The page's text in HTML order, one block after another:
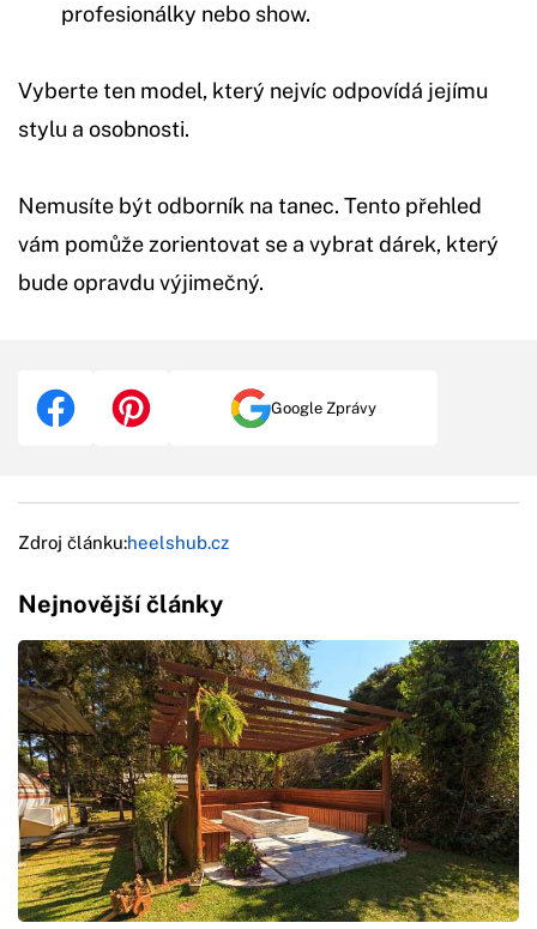
profesionálky nebo show.
Vyberte ten model, který nejvíc odpovídá jejímu
stylu a osobnosti.
Nemusíte být odborník na tanec. Tento přehled
vám pomůže zorientovat se a vybrat dárek, který
bude opravdu výjimečný.
Google Zprávy
Zdroj článku:heelshub.cz
Nejnovější články